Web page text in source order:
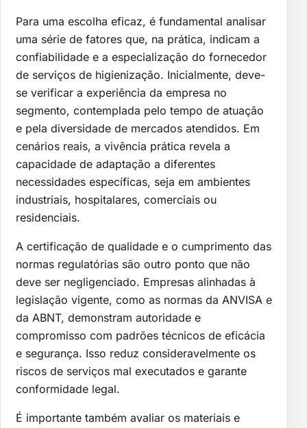
Para uma escolha eficaz, é fundamental analisar
uma série de fatores que, na prática, indicam a
confiabilidade e a especialização do fornecedor
de serviços de higienização. Inicialmente, deve-
se verificar a experiência da empresa no
segmento, contemplada pelo tempo de atuação
e pela diversidade de mercados atendidos. Em
cenários reais, a vivência prática revela a
capacidade de adaptação a diferentes
necessidades específicas, seja em ambientes
industriais, hospitalares, comerciais ou
residenciais.
A certificação de qualidade e o cumprimento das
normas regulatórias são outro ponto que não
deve ser negligenciado. Empresas alinhadas à
legislação vigente, como as normas da ANVISA e
da ABNT, demonstram autoridade e
compromisso com padrões técnicos de eficácia
e segurança. Isso reduz consideravelmente os
riscos de serviços mal executados e garante
conformidade legal.
É importante também avaliar os materiais e